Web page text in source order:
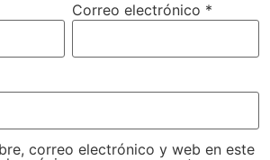
Correo electrónico *
correo electrónico y web en este